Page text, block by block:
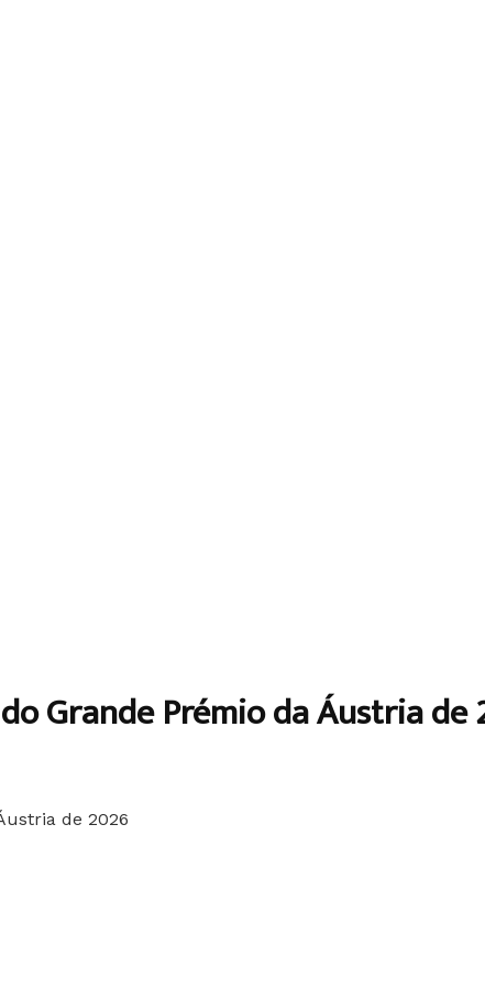
Grande Prémio da Áustria de